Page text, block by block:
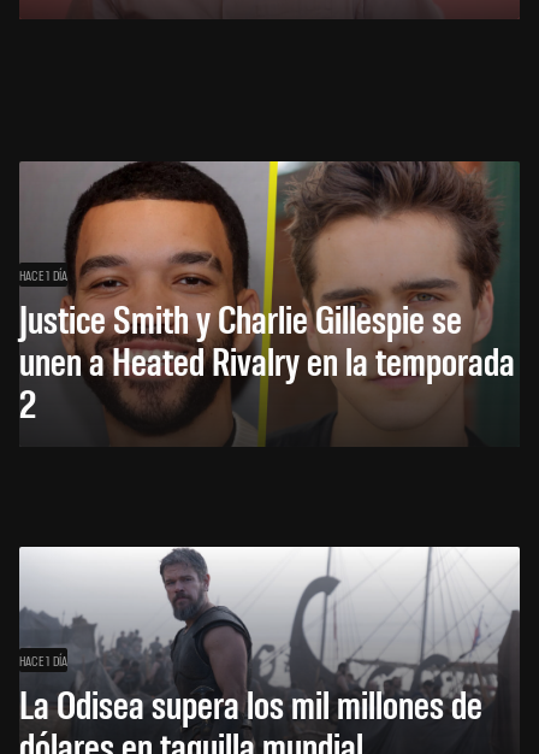
HACE 1 DÍA
Justice Smith y Charlie Gillespie se
unen a Heated Rivalry en la temporada
2
HACE 1 DÍA
La Odisea supera los mil millones de